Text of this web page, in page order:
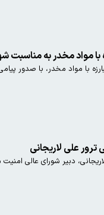
با مواد مخدر به مناسبت
با مواد مخدر، با صدور
علی لاریجانی
دبیر شورای عالی